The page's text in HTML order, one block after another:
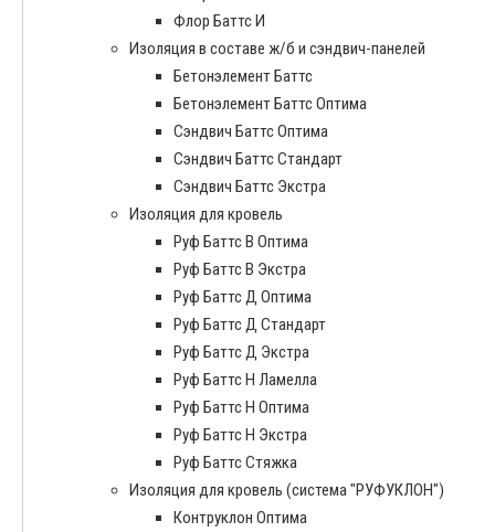
Флор Баттс И
Изоляция в составе ж/б и сэндвич-панелей
Бетонэлемент Баттс
Бетонэлемент Баттс Оптима
Сэндвич Баттс Оптима
Сэндвич Баттс Стандарт
Сэндвич Баттс Экстра
Изоляция для кровель
Руф Баттс В Оптима
Руф Баттс В Экстра
Руф Баттс Д Оптима
Руф Баттс Д Стандарт
Руф Баттс Д Экстра
Руф Баттс Н Ламелла
Руф Баттс Н Оптима
Руф Баттс Н Экстра
Руф Баттс Стяжка
Изоляция для кровель (система "РУФУКЛОН")
Контруклон Оптима